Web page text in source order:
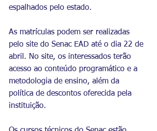
espalhados pelo estado.
As matrículas podem ser realizadas
pelo site do Senac EAD até o dia 22 de
abril. No site, os interessados terão
acesso ao conteúdo programático e a
metodologia de ensino, além da
política de descontos oferecida pela
instituição.